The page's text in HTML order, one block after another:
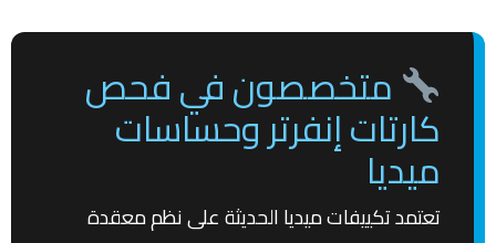
متخصصون في فحص
كارتات إنفرتر وحساسات
ميديا
تعتمد تكييفات ميديا الحديثة على نظم معقدة